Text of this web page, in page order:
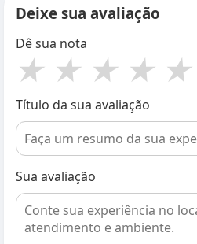
Deixe sua avaliação
Dê sua nota
★ ★ ★ ★ ★
Título da sua avaliação
Sua avaliação